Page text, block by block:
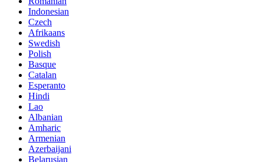
Indonesian
Czech
Afrikaans
Swedish
Polish
Basque
Catalan
Esperanto
Hindi
Lao
Albanian
Amharic
Armenian
Azerbaijani
Belarusian